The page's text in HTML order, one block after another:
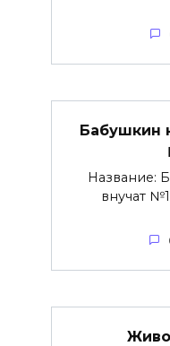
Бабушкин
Название:
внучат